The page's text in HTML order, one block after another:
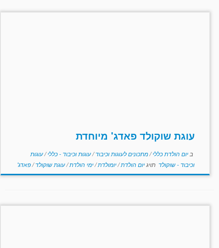
עוגת שוקולד פאדג' מיוחדת
ב יום הולדת כללי/מתכונים לעוגות וכיבוד/עוגות וכיבוד - כללי/עוגות
וכיבוד - שוקולד תויגיום הולדת/יומולדת/ימי הולדת/עוגת שוקולד/פאדג'